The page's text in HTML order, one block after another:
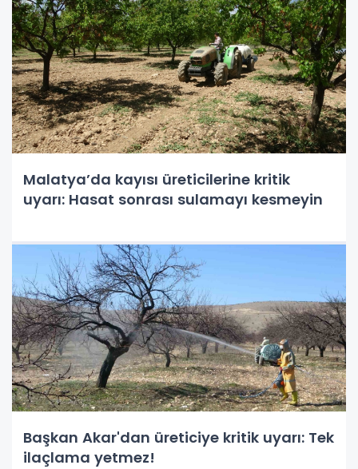
Malatya’da kayısı üreticilerine kritik
uyarı: Hasat sonrası sulamayı kesmeyin
Başkan Akar'dan üreticiye kritik uyarı: Tek
ilaçlama yetmez!